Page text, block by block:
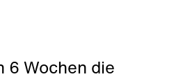
6 Wochen die